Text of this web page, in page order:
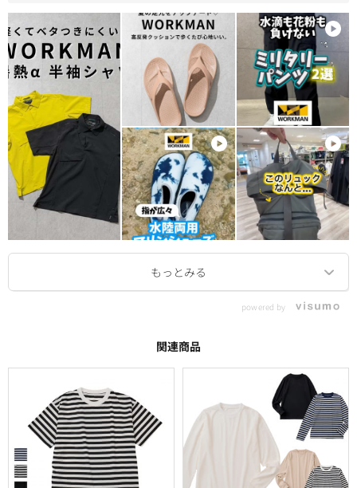
powered by
関連商品